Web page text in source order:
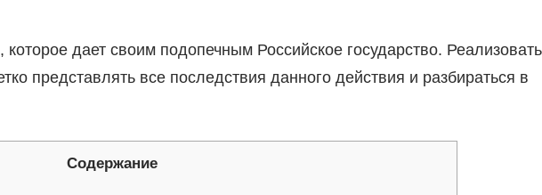
которое дает своим подопечным Российское государство. Реализовать
представлять все последствия данного действия и разбираться в
Содержание